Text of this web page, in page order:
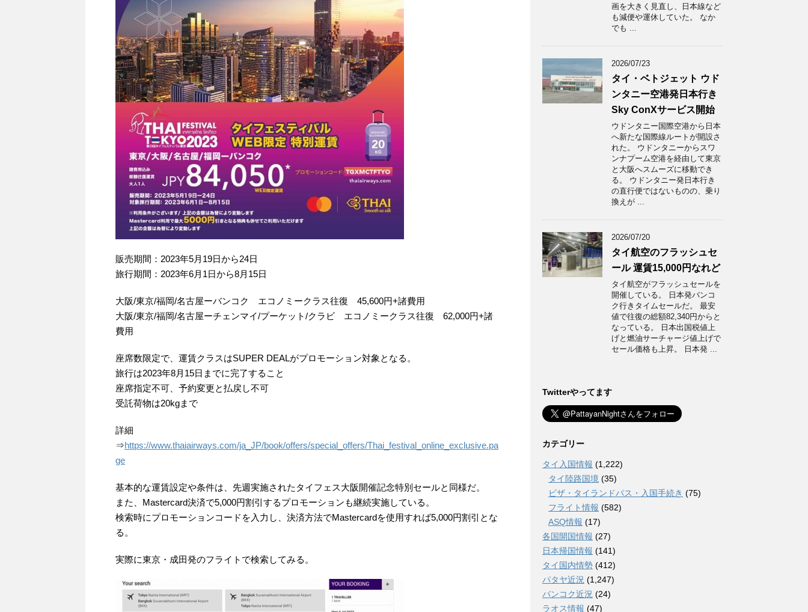
販売期間：2023年5月19日から24日
旅行期間：2023年6月1日から8月15日
大阪/東京/福岡/名古屋ーバンコク エコノミークラス往復 45,600円+諸費用
大阪/東京/福岡/名古屋ーチェンマイ/プーケット/クラビ エコノミークラス往復 62,000円+諸
費用
座席数限定で、運賃クラスはSUPER DEALがプロモーション対象となる。
旅行は2023年8月15日までに完了すること
座席指定不可、予約変更と払戻し不可
受託荷物は20kgまで
詳細
⇒https://www.thaiairways.com/ja_JP/book/offers/special_offers/Thai_festival_online_exclusive.pa
ge
基本的な運賃設定や条件は、先週実施されたタイフェス大阪開催記念特別セールと同様だ。
また、Mastercard決済で5,000円割引するプロモーションも継続実施している。
検索時にプロモーションコードを入力し、決済方法でMastercardを使用すれば5,000円割引とな
る。
実際に東京・成田発のフライトで検索してみる。
画を大きく見直し、日本線など
も減便や運休していた。 なか
でも ...
2026/07/23
タイ・ベトジェット ウド
ンタニー空港発日本行き
Sky ConXサービス開始
ウドンタニー国際空港から日本
へ新たな国際線ルートが開設さ
れた。 ウドンタニーからスワ
ンナプーム空港を経由して東京
と大阪へスムーズに移動でき
る。 ウドンタニー発日本行き
の直行便ではないものの、乗り
換えが ...
2026/07/20
タイ航空のフラッシュセ
ール 運賃15,000円なれど
タイ航空がフラッシュセールを
開催している。 日本発バンコ
ク行きタイムセールだ。 最安
値で往復の総額82,340円からと
なっている。 日本出国税値上
げと燃油サーチャージ値上げで
セール価格も上昇。 日本発 ...
Twitterやってます
カテゴリー
タイ入国情報 (1,222)
タイ陸路国境 (35)
ビザ・タイランドパス・入国手続き (75)
フライト情報 (582)
ASQ情報 (17)
各国開国情報 (27)
日本帰国情報 (141)
タイ国内情勢 (412)
パタヤ近況 (1,247)
バンコク近況 (24)
ラオス情報 (47)